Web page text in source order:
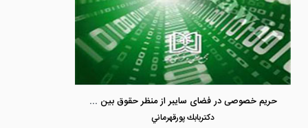
حریم خصوصی در فضای سایبر از منظر حقوق بین الملل
دكتربابك پورقهرماني